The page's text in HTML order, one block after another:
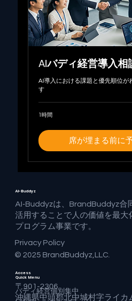
AIバディ経営導入相
AI導入における課題と優先順位が
す
1時間
席が埋まる前に
AI-Buddyz
AI-Buddyzは、BrandBuddyz合
活用することで人の価値を最大
プログラム事業です。
Privacy Policy
© 2025 BrandBuddyz,LLC.
Access
〒901-2306
沖縄県中頭郡北中城村字ライ
Quick Menu
バディ経営個別集中